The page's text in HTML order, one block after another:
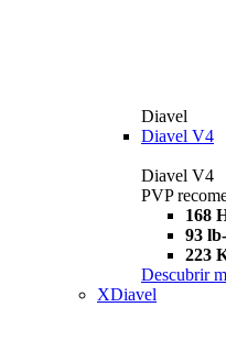
Diavel
Diavel V4
Diavel V4
PVP
168
93
223
Descubrir
XDiavel